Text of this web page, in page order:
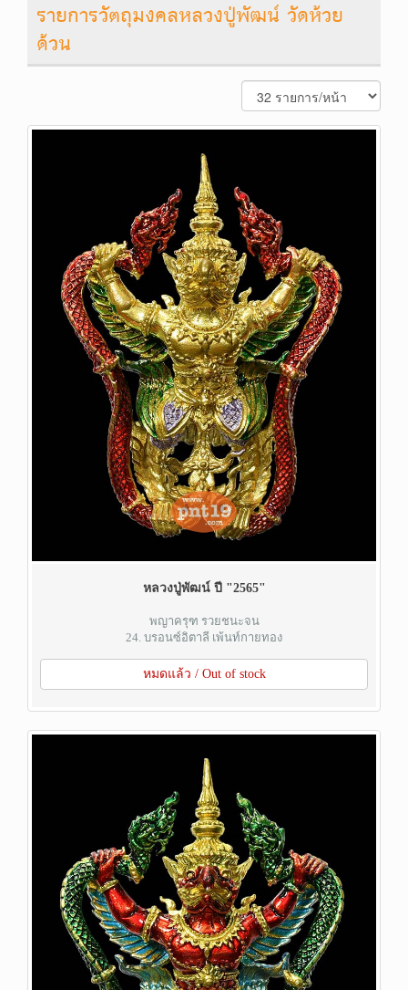
รายการวัตถุมงคลหลวงปู่พัฒน์ วัดห้วย
ด้วน
หลวงปู่พัฒน์ ปี "2565"
พญาครุฑ รวยชนะจน
24. บรอนซ์อิตาลี เพ้นท์กายทอง
หมดแล้ว / Out of stock